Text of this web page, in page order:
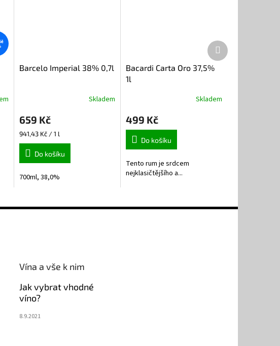
Barcelo Imperial 38% 0,7l
Skladem
659 Kč
Měrná
cena:
941,43 Kč / 1 l
Do košíku
700ml, 38,0%
Bacardi Carta Oro 37,5%
1l
Skladem
499 Kč
Do košíku
Tento rum je srdcem
nejklasičtějšího a...
Další
produkt
Vína a vše k nim
Jak vybrat vhodné
víno?
8.9.2021